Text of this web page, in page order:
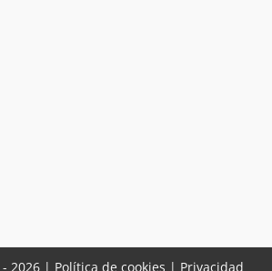
2026 | Política de cookies | Privacidad